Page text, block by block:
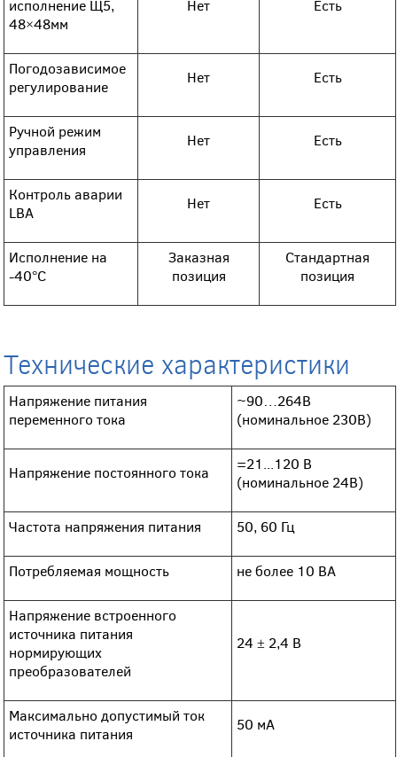
исполнение Щ5,
48×48мм
Нет Есть
Погодозависимое
регулирование
Нет Есть
Ручной режим
управления
Нет Есть
Контроль аварии
LBA
Нет Есть
Исполнение на
-40°С
Заказная
позиция
Стандартная
позиция
Технические характеристики
Напряжение питания
переменного тока
~90…264В
(номинальное 230В)
Напряжение постоянного тока
=21...120 В
(номинальное 24В)
Частота напряжения питания 50, 60 Гц
Потребляемая мощность не более 10 ВА
Напряжение встроенного
источника питания
нормирующих
преобразователей
24 ± 2,4 В
Максимально допустимый ток
источника питания
50 мА